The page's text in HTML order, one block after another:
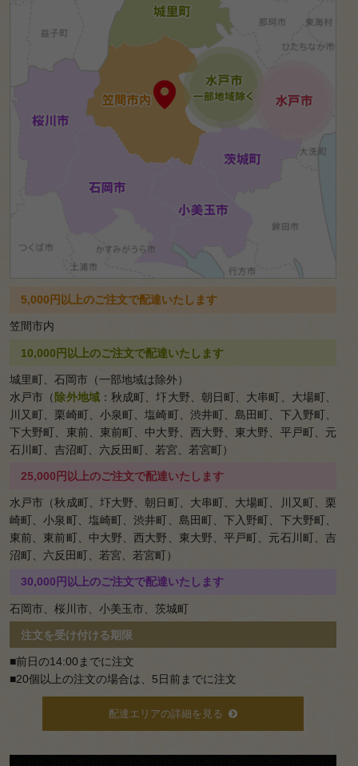
様向
イテ
ム
オプ
ショ
ンア
イテ
ム
お弁当一
覧
オードブ
ル・会席
一覧
お知らせ
スタッフ
わせ
5,000円以上のご注文で配達いたします
笠間市内
10,000円以上のご注文で配達いたします
城里町、石岡市（一部地域は除外）
水戸市（ 除外地域：秋成町、圷大野、朝日町、大串町、大場町、
川又町、栗崎町、小泉町、塩崎町、渋井町、島田町、下入野町、
下大野町、東前、東前町、中大野、西大野、東大野、平戸町、元
石川町、吉沼町、六反田町、若宮、若宮町）
25,000円以上のご注文で配達いたします
水戸市（秋成町、圷大野、朝日町、大串町、大場町、川又町、栗
崎町、小泉町、塩崎町、渋井町、島田町、下入野町、下大野町、
東前、東前町、中大野、西大野、東大野、平戸町、元石川町、吉
沼町、六反田町、若宮、若宮町）
30,000円以上のご注文で配達いたします
石岡市、桜川市、小美玉市、茨城町
注文を受け付ける期限
■前日の14:00までに注文
■20個以上の注文の場合は、5日前までに注文
配達エリアの詳細を見る